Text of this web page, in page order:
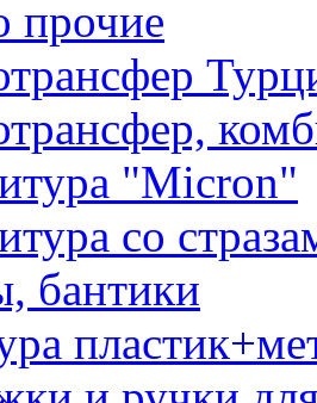
прочие
"Micron"
со
бантики